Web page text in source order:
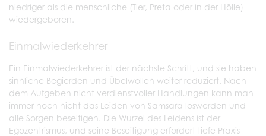
niedriger als die menschliche (Tier, Preta oder in der Hölle)
wiedergeboren.
Einmalwiederkehrer
Ein Einmalwiederkehrer ist der nächste Schritt, und sie haben
sinnliche Begierden und Übelwollen weiter reduziert. Nach
dem Aufgeben nicht verdienstvoller Handlungen kann man
immer noch nicht das Leiden von Samsara loswerden und
alle Sorgen beseitigen. Die Wurzel des Leidens ist der
Egozentrismus, und seine Beseitigung erfordert tiefe Praxis